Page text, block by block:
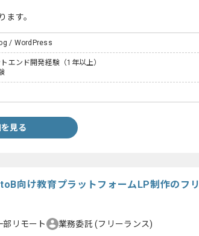
す。
/ WordPress
エンド開発経験（1年以上）
見る
向け教育プラットフォームLP制作のフリ
リモート 業務委託(フリーランス)